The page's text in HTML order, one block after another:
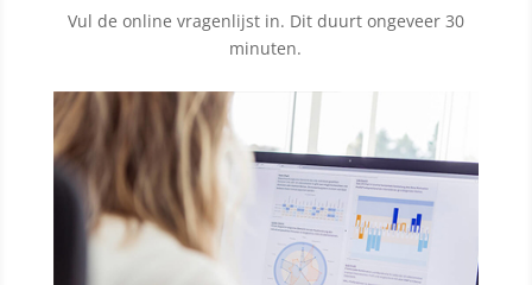
Vul de online vragenlijst in. Dit duurt ongeveer 30
minuten.